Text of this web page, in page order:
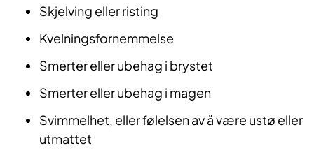
Skjelving eller risting
Kvelningsfornemmelse
Smerter eller ubehag i brystet
Smerter eller ubehag i magen
Svimmelhet, eller følelsen av å være ustø eller
utmattet